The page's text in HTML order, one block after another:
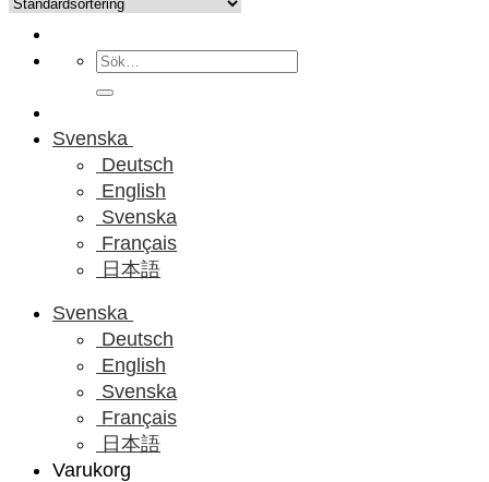
Sök
efter:
Svenska
Deutsch
English
Svenska
Français
日本語
Svenska
Deutsch
English
Svenska
Français
日本語
Varukorg